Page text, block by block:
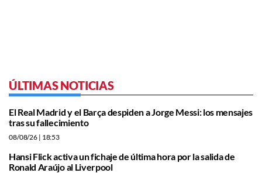
ÚLTIMAS NOTICIAS
El Real Madrid y el Barça despiden a Jorge Messi: los mensajes
tras su fallecimiento
08/08/26 | 18:53
Hansi Flick activa un fichaje de última hora por la salida de
Ronald Araújo al Liverpool